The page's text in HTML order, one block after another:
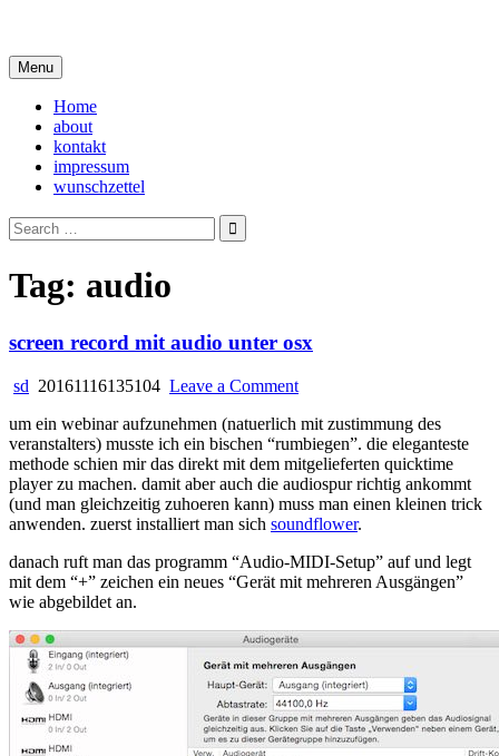
content
Menu
Home
about
kontakt
impressum
wunschzettel
Search
for:
Tag: audio
screen record mit audio unter osx
sd 20161116135104 Leave a Commenton
record
mit
audio
unter
osx
um ein webinar aufzunehmen (natuerlich mit zustimmung des
veranstalters) musste ich ein bischen “rumbiegen”. die eleganteste
methode schien mir das direkt mit dem mitgelieferten quicktime
player zu machen. damit aber auch die audiospur richtig ankommt
(und man gleichzeitig zuhoeren kann) muss man einen kleinen trick
anwenden. zuerst installiert man sich soundflower.
danach ruft man das programm “Audio-MIDI-Setup” auf und legt
mit dem “+” zeichen ein neues “Gerät mit mehreren Ausgängen”
wie abgebildet an.